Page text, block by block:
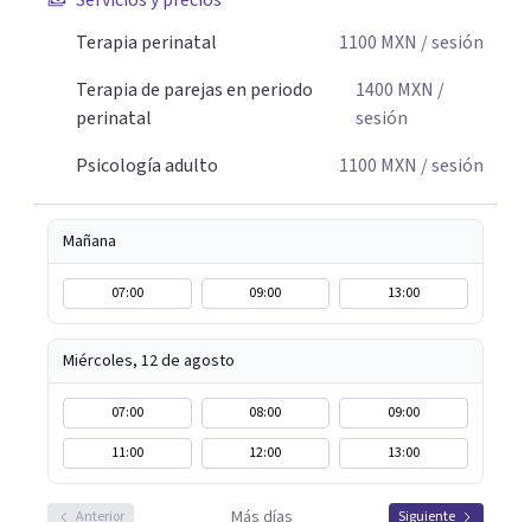
Terapia perinatal
1100 MXN / sesión
Terapia de parejas en periodo
perinatal
1400 MXN /
sesión
Psicología adulto
1100 MXN / sesión
Mañana
07:00 09:00 13:00
Miércoles, 12 de agosto
07:00 08:00
09:00
11:00
12:00 13:00
Anterior Más días Siguiente